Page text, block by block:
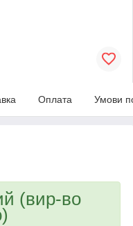
Оплата Умови
(вир-во